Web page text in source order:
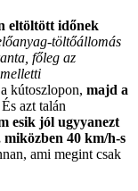
eltöltött időnek
töltőállomás
főleg az
kútoszlopon, majd a
azt talán
esik jól ugyyanezt
miközben 40 km/h-s
ami megint csak